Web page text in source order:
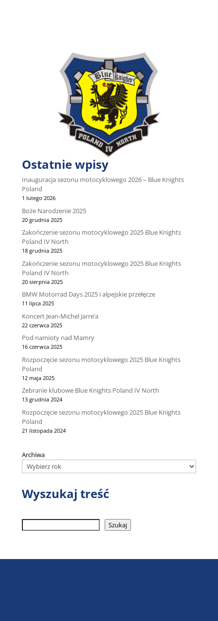
Ostatnie wpisy
Inauguracja sezonu motocyklowego 2026 – Blue Knights
Poland
1 lutego 2026
Boże Narodzenie 2025
20 grudnia 2025
Zakończenie sezonu motocyklowego 2025 Blue Knights
Poland IV North
18 grudnia 2025
Zakończenie sezonu motocyklowego 2025 Blue Knights
Poland IV North
20 sierpnia 2025
BMW Motorrad Days 2025 i alpejskie przełęcze
11 lipca 2025
Koncert Jean-Michel Jarre’a
22 czerwca 2025
Pod namioty nad Mamry
16 czerwca 2025
Rozpoczęcie sezonu motocyklowego 2025 Blue Knights
Poland
12 maja 2025
Zebranie klubowe Blue Knights Poland IV North
13 grudnia 2024
Rozpoczęcie sezonu motocyklowego 2025 Blue Knights
Poland
21 listopada 2024
Archiwa
Wyszukaj treść
Szukaj Szukaj